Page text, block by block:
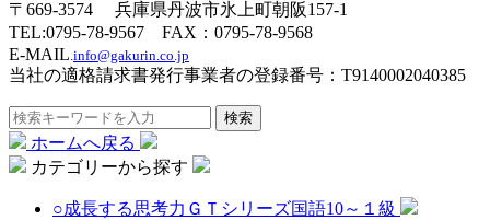
〒669-3574 兵庫県丹波市氷上町朝阪157-1
TEL:0795-78-9567 FAX：0795-78-9568
E-MAIL.info@gakurin.co.jp
当社の適格請求書発行事業者の登録番号：T9140002040385
検索
ホームへ戻る
カテゴリーから探す
○成長する思考力ＧＴシリーズ国語10～１級